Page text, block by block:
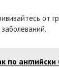
от
по